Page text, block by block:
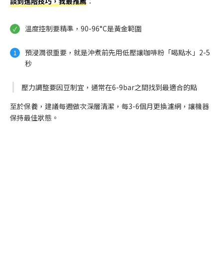
溫度控制要精準，90-96°C是黃金範圍
預浸潤很重要，就是沖煮前先用低壓讓咖啡粉「喝點水」2-5
秒
壓力調整要因豆制宜，通常在6-9bar之間找到最適合的點
至於保養，建議每週做次深層清潔，每3-6個月更換濾網，讓機器
保持最佳狀態。